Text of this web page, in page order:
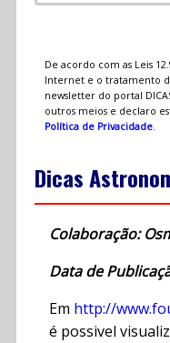
De acordo com as Leis
Internet e o tratamento
newsletter do portal
outros meios e declaro
Política de Privacidade.
Dicas
Colaboração:
Data de
Em http://
é possivel